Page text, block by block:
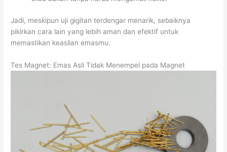
Jadi, meskipun uji gigitan terdengar menarik, sebaiknya
pikirkan cara lain yang lebih aman dan efektif untuk
memastikan keaslian emasmu.
Tes Magnet: Emas Asli Tidak Menempel pada Magnet